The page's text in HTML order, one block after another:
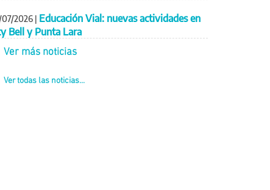
2026 | Educación Vial: nuevas actividades en
Bell y Punta Lara
Ver más noticias
Ver todas las noticias...